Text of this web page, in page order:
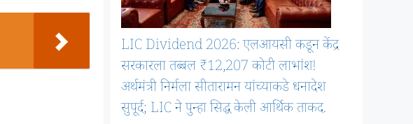
LIC Dividend 2026: एलआयसी कडून केंद्र
सरकारला तब्बल ₹12,207 कोटी लाभांश!
अर्थमंत्री निर्मला सीतारामन यांच्याकडे धनादेश
सुपूर्द; LIC ने पुन्हा सिद्ध केली आर्थिक ताकद.